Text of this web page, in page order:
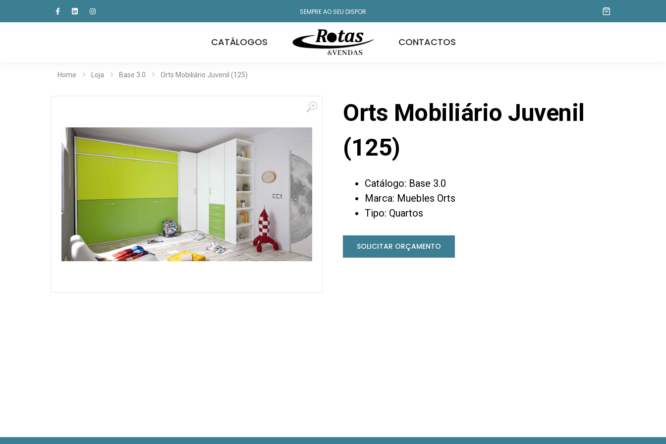
SEMPRE AO SEU DISPOR
CATÁLOGOS CONTACTOS
Home Loja Base 3.0 Orts Mobiliário Juvenil (125)
Orts Mobiliário Juvenil
(125)
Catálogo: Base 3.0
Marca: Muebles Orts
Tipo: Quartos
SOLICITAR ORÇAMENTO